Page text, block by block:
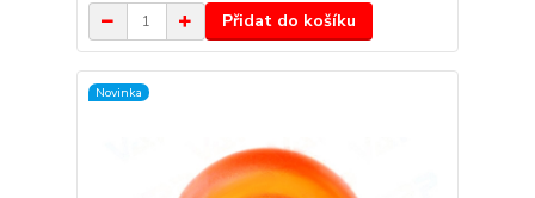
Přidat do košíku
Novinka